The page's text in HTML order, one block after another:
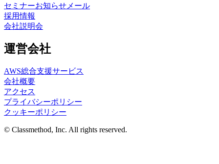
セミナーお知らせメール
採用情報
会社説明会
運営会社
AWS総合支援サービス
会社概要
アクセス
プライバシーポリシー
クッキーポリシー
© Classmethod, Inc. All rights reserved.